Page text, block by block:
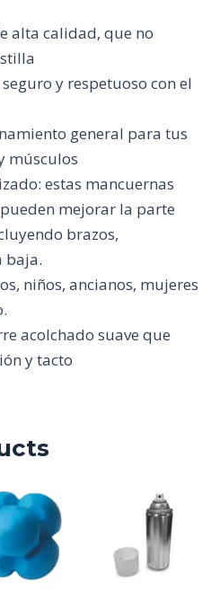
alta calidad, que no
y respetuoso con el
general para tus
músculos
estas mancuernas
mejorar la parte
brazos,
baja.
niños, ancianos, mujeres
acolchado suave que
y tacto